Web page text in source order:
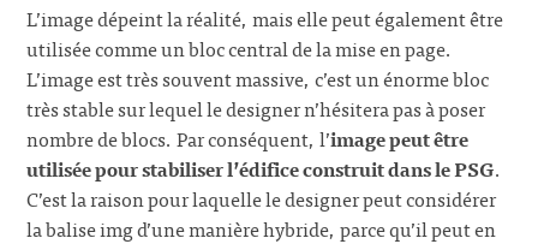
L’image dépeint la réalité, mais elle peut également être
utilisée comme un bloc central de la mise en page.
L’image est très souvent massive, c’est un énorme bloc
très stable sur lequel le designer n’hésitera pas à poser
nombre de blocs. Par conséquent, l’image peut être
utilisée pour stabiliser l’édifice construit dans le PSG.
C’est la raison pour laquelle le designer peut considérer
la balise img d’une manière hybride, parce qu’il peut en